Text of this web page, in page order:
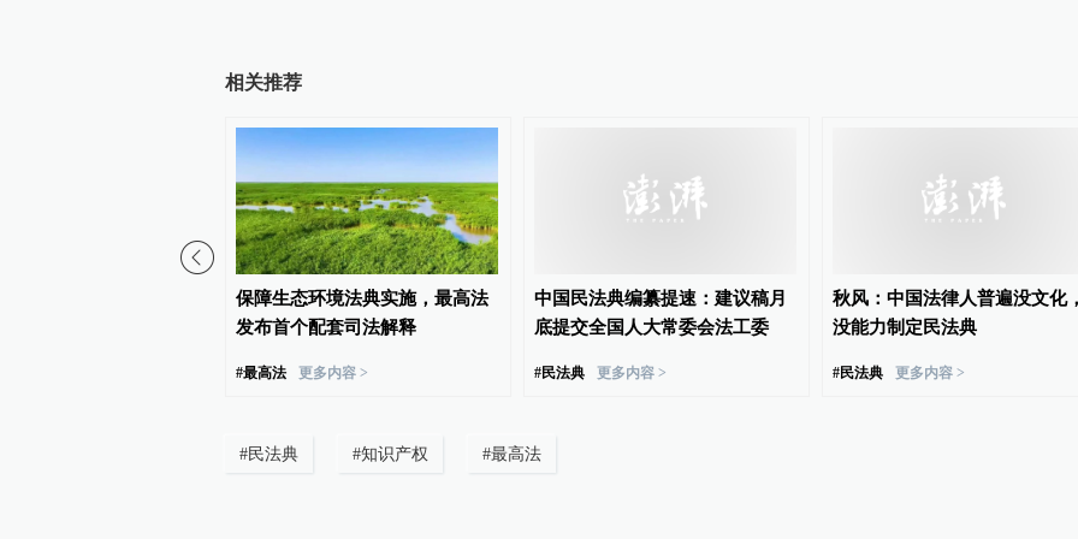
相关推荐
保障生态环境法典实施，最高法
发布首个配套司法解释
#最高法 更多内容 >
中国民法典编纂提速：建议稿月
底提交全国人大常委会法工委
#民法典 更多内容 >
秋风：中国法律人普遍没文化，
没能力制定民法典
#民法典 更多内容 >
#民法典 #知识产权 #最高法